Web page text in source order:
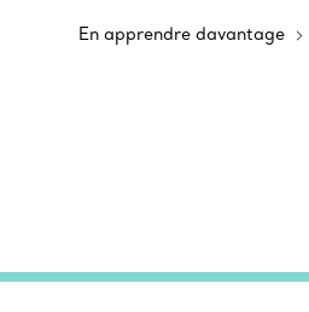
En apprendre davantage